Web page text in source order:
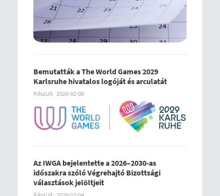
Bemutatták a The World Games 2029
Karlsruhe hivatalos logóját és arculatát
Készült 2026-02-06
Az IWGA bejelentette a 2026–2030-as
időszakra szóló Végrehajtó Bizottsági
választások jelöltjeit